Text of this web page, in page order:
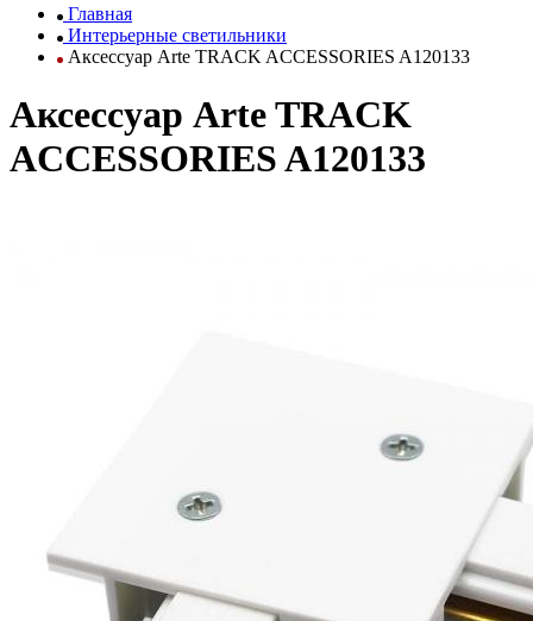
Главная
Интерьерные светильники
Аксессуар Arte TRACK ACCESSORIES A120133
Аксессуар Arte TRACK
ACCESSORIES A120133